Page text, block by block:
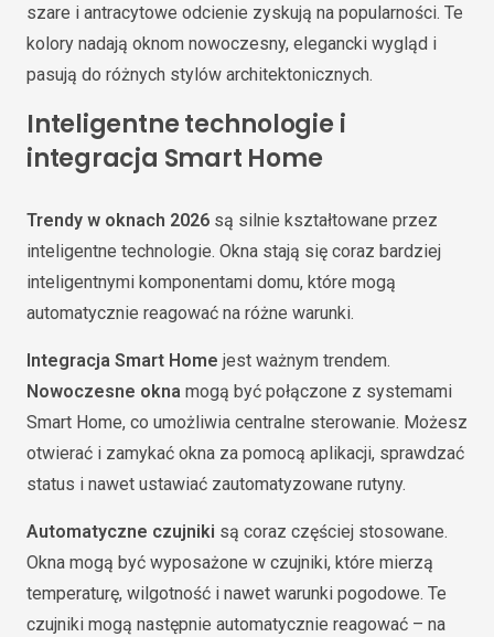
szare i antracytowe odcienie zyskują na popularności. Te
kolory nadają oknom nowoczesny, elegancki wygląd i
pasują do różnych stylów architektonicznych.
Inteligentne technologie i
integracja Smart Home
Trendy w oknach 2026 są silnie kształtowane przez
inteligentne technologie. Okna stają się coraz bardziej
inteligentnymi komponentami domu, które mogą
automatycznie reagować na różne warunki.
Integracja Smart Home jest ważnym trendem.
Nowoczesne okna mogą być połączone z systemami
Smart Home, co umożliwia centralne sterowanie. Możesz
otwierać i zamykać okna za pomocą aplikacji, sprawdzać
status i nawet ustawiać zautomatyzowane rutyny.
Automatyczne czujniki są coraz częściej stosowane.
Okna mogą być wyposażone w czujniki, które mierzą
temperaturę, wilgotność i nawet warunki pogodowe. Te
czujniki mogą następnie automatycznie reagować – na